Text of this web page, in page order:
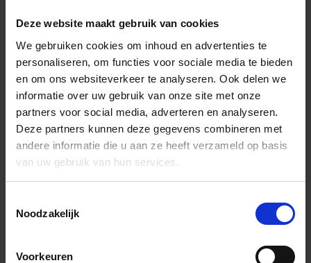
Deze website maakt gebruik van cookies
We gebruiken cookies om inhoud en advertenties te
personaliseren, om functies voor sociale media te bieden
en om ons websiteverkeer te analyseren. Ook delen we
informatie over uw gebruik van onze site met onze
partners voor social media, adverteren en analyseren.
Deze partners kunnen deze gegevens combineren met
andere informatie die u aan ze heeft verzameld op basis
van uw gebruik van hun services.
Noodzakelijk
Voorkeuren